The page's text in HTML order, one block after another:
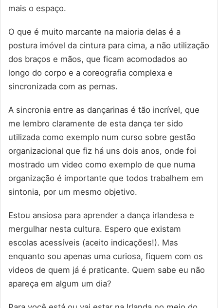
mais o espaço.
O que é muito marcante na maioria delas é a
postura imóvel da cintura para cima, a não utilização
dos braços e mãos, que ficam acomodados ao
longo do corpo e a coreografia complexa e
sincronizada com as pernas.
A sincronia entre as dançarinas é tão incrível, que
me lembro claramente de esta dança ter sido
utilizada como exemplo num curso sobre gestão
organizacional que fiz há uns dois anos, onde foi
mostrado um video como exemplo de que numa
organização é importante que todos trabalhem em
sintonia, por um mesmo objetivo.
Estou ansiosa para aprender a dança irlandesa e
mergulhar nesta cultura. Espero que existam
escolas acessíveis (aceito indicações!). Mas
enquanto sou apenas uma curiosa, fiquem com os
videos de quem já é praticante. Quem sabe eu não
apareça em algum um dia?